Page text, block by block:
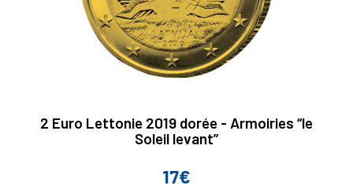
2 Euro Lettonie 2019 dorée - Armoiries “le
Soleil levant”
Prix
17€